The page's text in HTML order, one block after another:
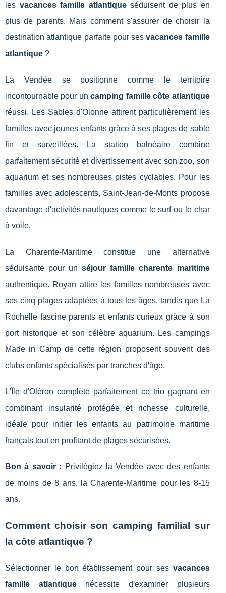
les vacances famille atlantiqueséduisent de plus en
plus de parents. Mais comment s'assurer de choisir la
destination atlantique parfaite pour sesvacances famille
atlantique ?
La Vendée se positionne comme le territoire
incontournable pour uncamping famille côte atlantique
réussi. Les Sables d'Olonne attirent particulièrement les
familles avec jeunes enfants grâce à ses plages de sable
fin et surveillées. La station balnéaire combine
parfaitement sécurité et divertissement avec son zoo, son
aquarium et ses nombreuses pistes cyclables. Pour les
familles avec adolescents, Saint-Jean-de-Monts propose
davantage d'activités nautiques comme le surf ou le char
à voile.
La Charente-Maritime constitue une alternative
séduisante pour unséjour famille charente maritime
authentique. Royan attire les familles nombreuses avec
ses cinq plages adaptées à tous les âges, tandis que La
Rochelle fascine parents et enfants curieux grâce à son
port historique et son célèbre aquarium. Les campings
Made in Camp de cette région proposent souvent des
clubs enfants spécialisés par tranches d'âge.
L'Île d'Oléron complète parfaitement ce trio gagnant en
combinant insularité protégée et richesse culturelle,
idéale pour initier les enfants au patrimoine maritime
français tout en profitant de plages sécurisées.
Bon à savoir : Privilégiez la Vendée avec des enfants
de moins de 8 ans, la Charente-Maritime pour les 8-15
ans.
Comment choisir son camping familial sur
la côte atlantique ?
Sélectionner le bon établissement pour ses vacances
famille atlantiquenécessite d'examiner plusieurs